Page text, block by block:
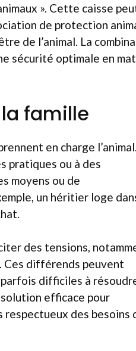
». Cette caisse
de protection
de l’animal. La
sécurité optimale en
famille
en charge l’animal.
pratiques ou à des
moyens ou de
un héritier loge
des tensions,
Ces différends peuvent
difficiles à
efficace pour
respectueux des besoins